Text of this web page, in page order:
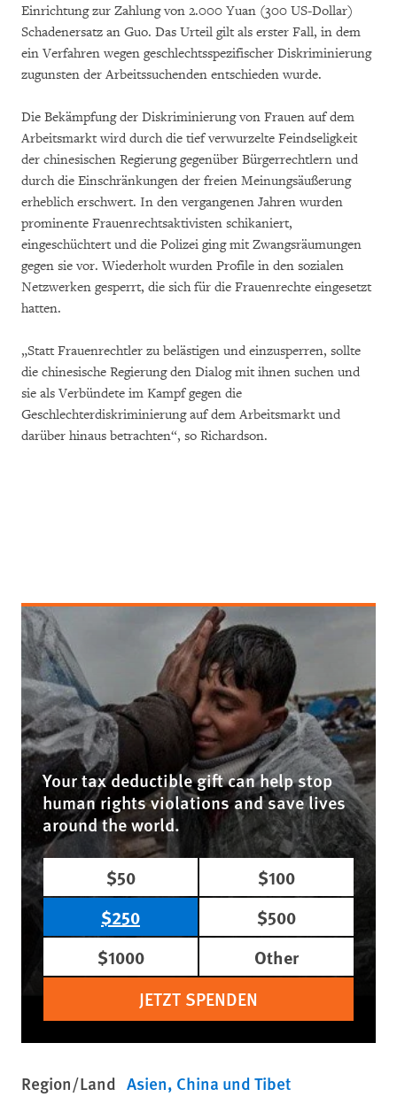
Einrichtung zur Zahlung von 2.000 Yuan (300 US-Dollar)
Schadenersatz an Guo. Das Urteil gilt als erster Fall, in dem
ein Verfahren wegen geschlechtsspezifischer Diskriminierung
zugunsten der Arbeitssuchenden entschieden wurde.
Die Bekämpfung der Diskriminierung von Frauen auf dem
Arbeitsmarkt wird durch die tief verwurzelte Feindseligkeit
der chinesischen Regierung gegenüber Bürgerrechtlern und
durch die Einschränkungen der freien Meinungsäußerung
erheblich erschwert. In den vergangenen Jahren wurden
prominente Frauenrechtsaktivisten schikaniert,
eingeschüchtert und die Polizei ging mit Zwangsräumungen
gegen sie vor. Wiederholt wurden Profile in den sozialen
Netzwerken gesperrt, die sich für die Frauenrechte eingesetzt
hatten.
„Statt Frauenrechtler zu belästigen und einzusperren, sollte
die chinesische Regierung den Dialog mit ihnen suchen und
sie als Verbündete im Kampf gegen die
Geschlechterdiskriminierung auf dem Arbeitsmarkt und
darüber hinaus betrachten“, so Richardson.
Your tax deductible gift can help stop
human rights violations and save lives
around the world.
$50
$100
$250
$500
$1000
Other
JETZT SPENDEN
Region/Land Asien China und Tibet